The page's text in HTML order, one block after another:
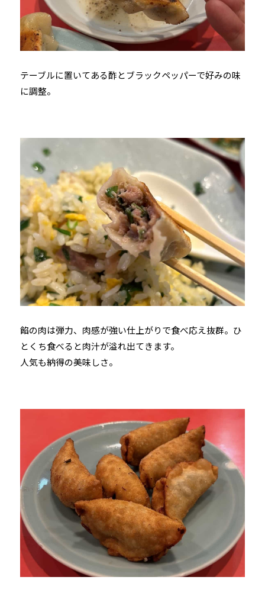
テーブルに置いてある酢とブラックペッパーで好みの味
に調整。
餡の肉は弾力、肉感が強い仕上がりで食べ応え抜群。ひ
とくち食べると肉汁が溢れ出てきます。
人気も納得の美味しさ。